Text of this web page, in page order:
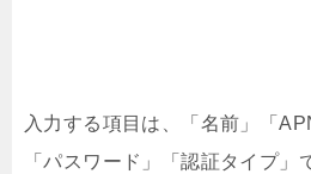
入力する項目は、「名前」「
「パスワード」「認証タイプ」